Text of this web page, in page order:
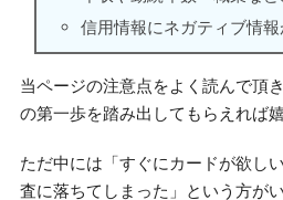
信用情報にネガティブ情報
当ページの注意点をよく読んで頂
の第一歩を踏み出してもらえれば
ただ中には「すぐにカードが欲し
査に落ちてしまった」という方が